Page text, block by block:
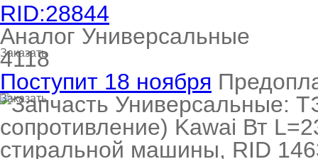
RID:28844
Аналог Универсальные
Заказать
4118
Поступит 18 ноября
Заказать